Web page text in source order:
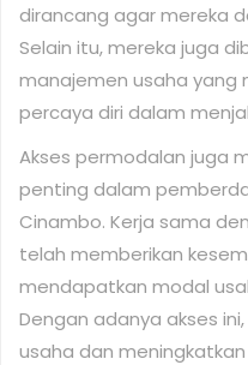
dirancang agar mereka
Selain itu, mereka juga
manajemen usaha yang
percaya diri dalam
Akses permodalan juga
penting dalam
Cinambo. Kerja sama
telah memberikan
mendapatkan modal
Dengan adanya akses
usaha dan